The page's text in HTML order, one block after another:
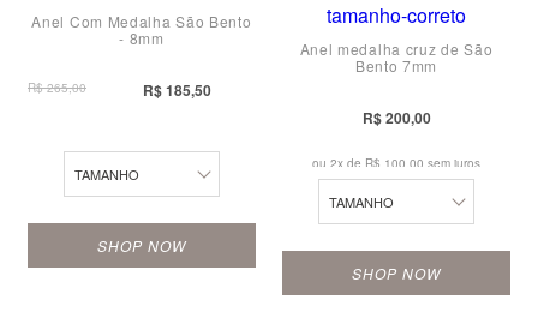
23
Anel Com Medalha São Bento
- 8mm
R$ 265,00 R$ 185,50
TAMANHO
15
SHOP NOW
Anel medalha cruz de São
Bento 7mm
R$ 200,00
ou 2x de R$ 100,00 sem juros
TAMANHO
14
15
19
SHOP NOW